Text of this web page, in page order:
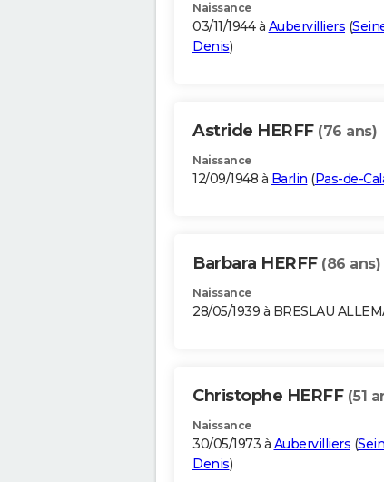
Naissance
03/11/1944 à Aubervilliers (
Denis)
Astride HERFF (76 ans)
Naissance
12/09/1948 à Barlin (Pas-de-
Barbara HERFF (86 ans)
Naissance
28/05/1939 à BRESLAU
Christophe HERFF (51
Naissance
30/05/1973 à Aubervilliers (
Denis)